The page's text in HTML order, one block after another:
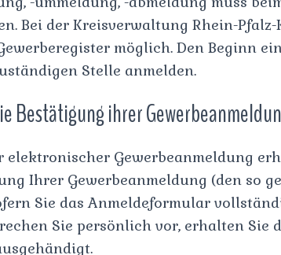
Bei der Kreisverwaltung Rhein-
möglich. Den Beginn
Stelle anmelden.
Bestätigung ihrer
Gewerbeanmeldung
Ihrer Gewerbeanmeldung (den so
Sie das Anmeldeformular
Sie persönlich vor, erhalten Sie